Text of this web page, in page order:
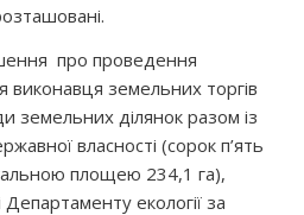
про проведення
виконавця земельних торгів
земельних ділянок разом із
власності (сорок п’ять
площею 234,1 га),
екології за